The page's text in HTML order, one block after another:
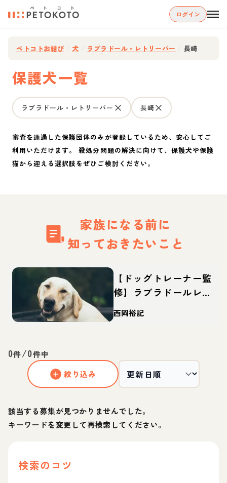
ログイン
ペトコトお結び 犬 ラブラドール・レトリーバー 長崎
保護犬一覧
ラブラドール・レトリーバー 長崎
審査を通過した保護団体のみが登録しているため、安心してご
利用いただけます。 殺処分問題の解決に向けて、保護犬や保護
猫から迎える選択肢をぜひご検討ください。
家族になる前に
知っておきたいこと
【ドッグトレーナー監
修】ラブラドールレト
リバーの特徴・性格
は？寿命や体重、里親
西岡裕記
0件/0件中
絞り込み
該当する募集が見つかりませんでした。
キーワードを変更して再検索してください。
検索のコツ